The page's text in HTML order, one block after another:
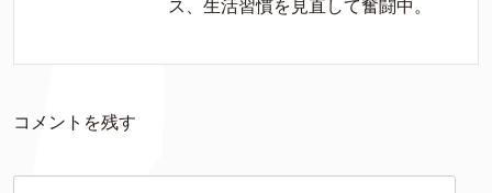
ス、生活習慣を見直して奮闘中。
コメントを残す